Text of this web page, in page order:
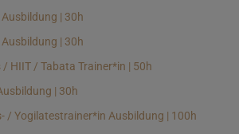
| 30h
| 30h
HIIT / Tabata Trainer*in | 50h
| 30h
/ Yogilatestrainer*in Ausbildung | 100h